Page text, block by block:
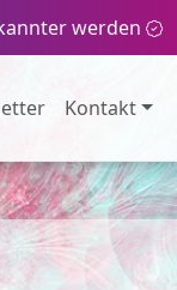
werden
Kontakt